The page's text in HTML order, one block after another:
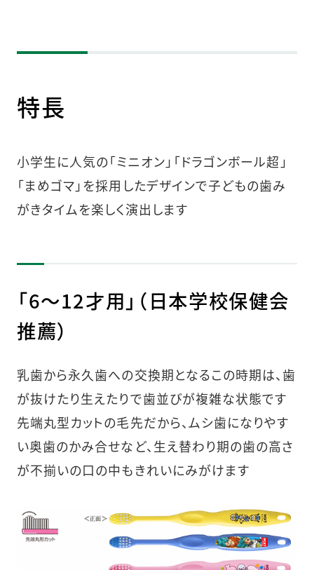
特長
小学生に人気の「ミニオン」「ドラゴンボール超」
「まめゴマ」を採用したデザインで子どもの歯み
がきタイムを楽しく演出します
「6〜12才用」（日本学校保健会
推薦）
乳歯から永久歯への交換期となるこの時期は、歯
が抜けたり生えたりで歯並びが複雑な状態です
先端丸型カットの毛先だから、ムシ歯になりやす
い奥歯のかみ合せなど、生え替わり期の歯の高さ
が不揃いの口の中もきれいにみがけます